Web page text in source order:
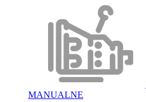
MANUALNE